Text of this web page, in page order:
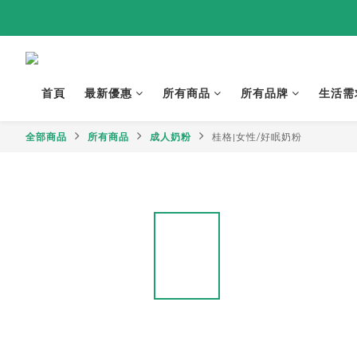
首頁 最新優惠 所有商品 所有品牌 生活需
全部商品 所有商品 成人奶粉 桂格|女性/好眠奶粉